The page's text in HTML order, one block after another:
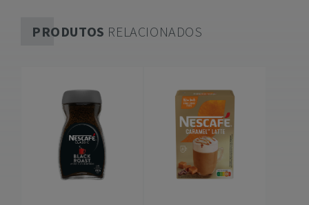
PRODUTOS RELACIONADOS